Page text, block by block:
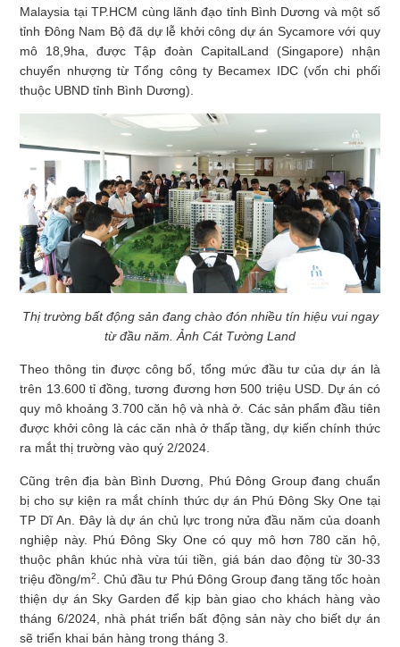
Malaysia tại TP.HCM cùng lãnh đạo tỉnh Bình Dương và một số
tỉnh Đông Nam Bộ đã dự lễ khởi công dự án Sycamore với quy
mô 18,9ha, được Tập đoàn CapitalLand (Singapore) nhận
chuyển nhượng từ Tổng công ty Becamex IDC (vốn chi phối
thuộc UBND tỉnh Bình Dương).
Thị trường bất động sản đang chào đón nhiều tín hiệu vui ngay
từ đầu năm. Ảnh Cát Tường Land
Theo thông tin được công bố, tổng mức đầu tư của dự án là
trên 13.600 tỉ đồng, tương đương hơn 500 triệu USD. Dự án có
quy mô khoảng 3.700 căn hộ và nhà ở. Các sản phẩm đầu tiên
được khởi công là các căn nhà ở thấp tầng, dự kiến chính thức
ra mắt thị trường vào quý 2/2024.
Cũng trên địa bàn Bình Dương, Phú Đông Group đang chuẩn
bị cho sự kiện ra mắt chính thức dự án Phú Đông Sky One tại
TP Dĩ An. Đây là dự án chủ lực trong nửa đầu năm của doanh
nghiệp này. Phú Đông Sky One có quy mô hơn 780 căn hộ,
thuộc phân khúc nhà vừa túi tiền, giá bán dao động từ 30-33
triệu đồng/m2. Chủ đầu tư Phú Đông Group đang tăng tốc hoàn
thiện dự án Sky Garden để kịp bàn giao cho khách hàng vào
tháng 6/2024, nhà phát triển bất động sản này cho biết dự án
sẽ triển khai bán hàng trong tháng 3.